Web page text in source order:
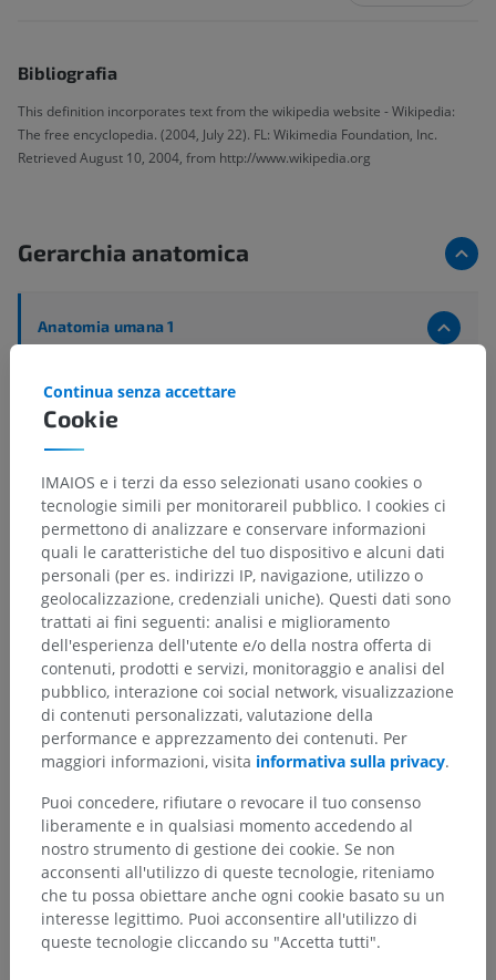
Bibliografia
This definition incorporates text from the wikipedia website - Wikipedia:
The free encyclopedia. (2004, July 22). FL: Wikimedia Foundation, Inc.
Retrieved August 10, 2004, from http://www.wikipedia.org
Gerarchia anatomica
Anatomia umana 1
Articolazioni; sistema articolare
Abduzione
soggiacenti per questa parte anatomica
Traduzioni
Hai notato un errore?
Non esitare a suggerire una correzione, traduzione o
un miglioramento dei contenuti.
Segnala un problema
SCARICA L'APP
Cookie
Continua senza accettare
IMAIOS e i terzi da esso selezionati usano cookies o
tecnologie simili per monitorareil pubblico. I cookies ci
permettono di analizzare e conservare informazioni
quali le caratteristiche del tuo dispositivo e alcuni dati
personali (per es. indirizzi IP, navigazione, utilizzo o
geolocalizzazione, credenziali uniche). Questi dati sono
trattati ai fini seguenti: analisi e miglioramento
dell'esperienza dell'utente e/o della nostra offerta di
contenuti, prodotti e servizi, monitoraggio e analisi del
pubblico, interazione coi social network, visualizzazione
di contenuti personalizzati, valutazione della
performance e apprezzamento dei contenuti. Per
maggiori informazioni, visita informativa sulla privacy.
Puoi concedere, rifiutare o revocare il tuo consenso
liberamente e in qualsiasi momento accedendo al
nostro strumento di gestione dei cookie. Se non
acconsenti all'utilizzo di queste tecnologie, riteniamo
che tu possa obiettare anche ogni cookie basato su un
interesse legittimo. Puoi acconsentire all'utilizzo di
queste tecnologie cliccando su "Accetta tutti".